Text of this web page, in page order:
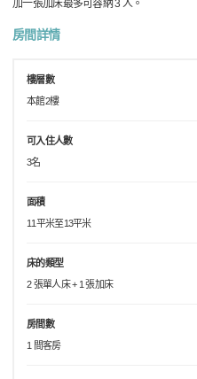
加一張加床最多可容納 3 人。
房間詳情
樓層數
本館2樓
可入住人數
3名
面積
11平米至13平米
床的類型
2 張單人床 + 1 張加床
房間數
1 間客房